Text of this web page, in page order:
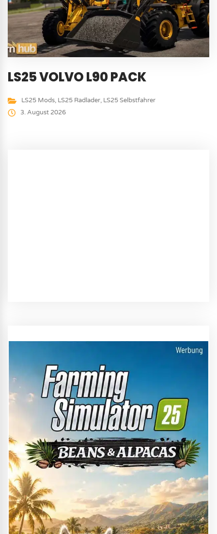
LS25 VOLVO L90 PACK
LS25 Mods, LS25 Radlader, LS25 Selbstfahrer
3. August 2026